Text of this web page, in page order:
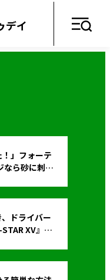
デイ
！」フォーテ
なら砂に刺さ
、ドライバー
XV』を